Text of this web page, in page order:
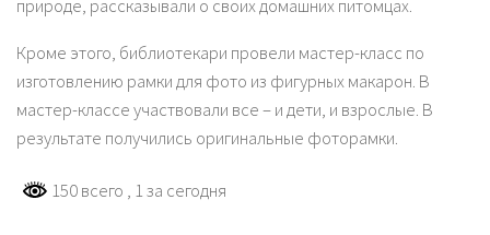
природе, рассказывали о своих домашних питомцах.
Кроме этого, библиотекари провели мастер-класс по
изготовлению рамки для фото из фигурных макарон. В
мастер-классе участвовали все – и дети, и взрослые. В
результате получились оригинальные фоторамки.
150 всего , 1 за сегодня